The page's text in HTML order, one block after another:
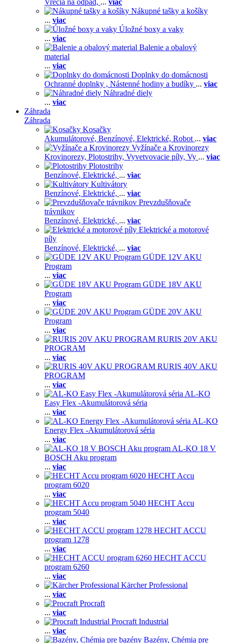
Vrecia na odpad, ... viac
Nákupné tašky a košíky
... viac
Úložné boxy a vaky
... viac
Balenie a obalový
material
... viac
Doplnky do domácnosti
Ochranné doplnky , Nástenné hodiny a budíky ... viac
Náhradné diely
... viac
Záhrada
Záhrada
Kosačky
Akumulátorové, Benzínové, Elektrické, Robot ... viac
Vyžínače a Krovinorezy
Krovinorezy, Plotostrihy, Vyvetvovacie píly, Vy ... viac
Plotostrihy
Benzínové, Elektrické, ... viac
Kultivátory
Benzínové, Elektrické, ... viac
Prevzdušňovače
trávnikov
Benzínové, Elektrické, ... viac
Elektrické a motorové
píly
Benzínové, Elektrické, ... viac
GÜDE 12V AKU
Program
... viac
GÜDE 18V AKU
Program
... viac
GÜDE 20V AKU
Program
... viac
RURIS 20V AKU
PROGRAM
... viac
RURIS 40V AKU
PROGRAM
... viac
AL-KO
Easy Flex -Akumulátorová séria
... viac
AL-KO
Energy Flex -Akumulátorová séria
... viac
AL-KO 18 V
BOSCH Aku program
... viac
HECHT Accu
program 6020
... viac
HECHT Accu
program 5040
... viac
HECHT ACCU
program 1278
... viac
HECHT ACCU
program 6260
... viac
Kärcher Professional
... viac
Procraft
... viac
Procraft Industrial
... viac
Bazény, Chémia pre